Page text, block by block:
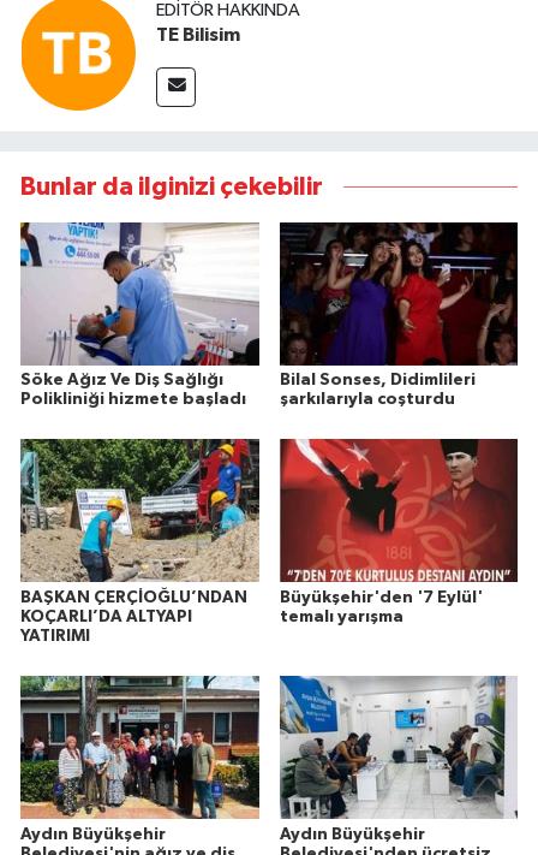
EDITÖR HAKKINDA
TE Bilisim
Bunlar da ilginizi çekebilir
Söke Ağız Ve Diş Sağlığı
Polikliniği hizmete başladı
Bilal Sonses, Didimlileri
şarkılarıyla coşturdu
BAŞKAN ÇERÇİOĞLU’NDAN
KOÇARLI’DA ALTYAPI
YATIRIMI
Büyükşehir'den '7 Eylül'
temalı yarışma
Aydın Büyükşehir
Aydın Büyükşehir